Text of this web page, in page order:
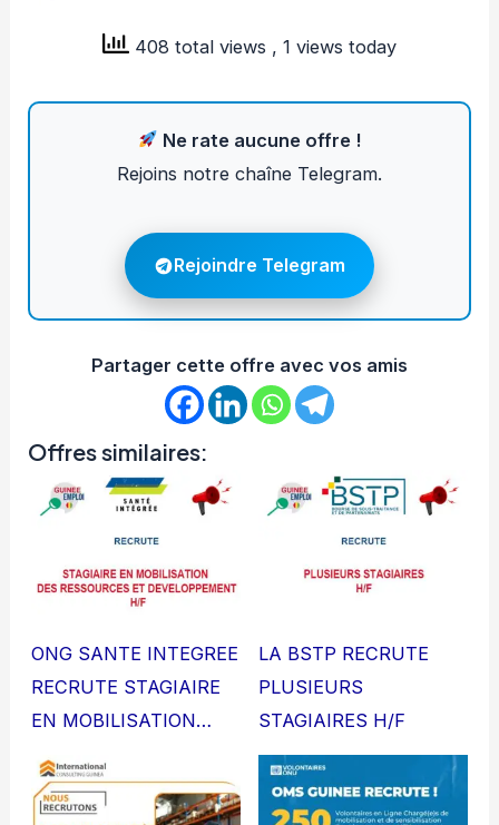
408 total views , 1 views today
Ne rate aucune offre !
Rejoins notre chaîne Telegram.
Rejoindre Telegram
Partager cette offre avec vos amis
Offres similaires:
ONG SANTE INTEGREE
RECRUTE STAGIAIRE
EN MOBILISATION…
LA BSTP RECRUTE
PLUSIEURS
STAGIAIRES H/F